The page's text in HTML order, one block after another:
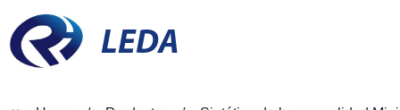
LEDA